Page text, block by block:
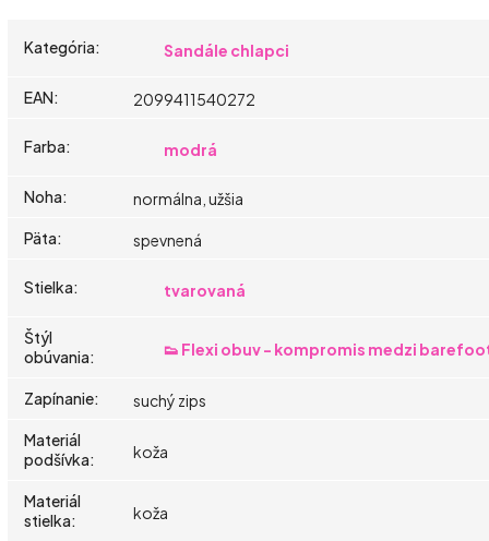
Kategória: Sandále chlapci
EAN: 2099411540272
Farba: modrá
Noha:
normálna, užšia
Päta: spevnená
Stielka: tvarovaná
Štýl
obúvania: 👟 Flexi obuv - kompromis medzi
Zapínanie:
suchý zips
Materiál
podšívka: koža
Materiál
stielka: koža